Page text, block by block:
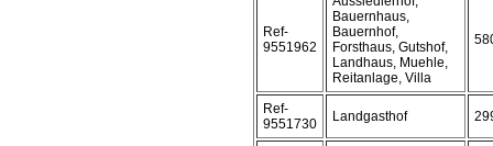
Ref-
9551962
Bauernhaus,
Bauernhof,
Forsthaus, Gutshof,
Landhaus, Muehle,
Reitanlage, Villa
Ref-
9551730
Landgasthof